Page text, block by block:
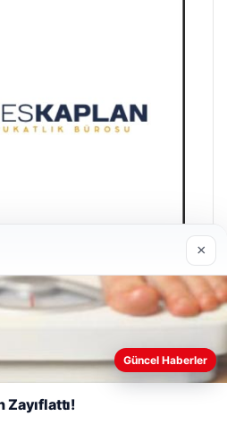
Bürosu
daha iyi anlayabilmek,
ve geliştirmek amacıyla çerezler
×
Güncel Haberler
Zayıflattı!